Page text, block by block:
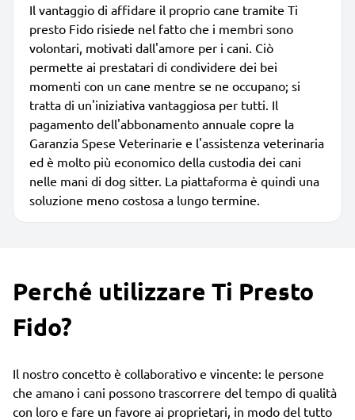
Il vantaggio di affidare il proprio cane tramite Ti
presto Fido risiede nel fatto che i membri sono
volontari, motivati dall'amore per i cani. Ciò
permette ai prestatari di condividere dei bei
momenti con un cane mentre se ne occupano; si
tratta di un'iniziativa vantaggiosa per tutti. Il
pagamento dell'abbonamento annuale copre la
Garanzia Spese Veterinarie e l'assistenza veterinaria
ed è molto più economico della custodia dei cani
nelle mani di dog sitter. La piattaforma è quindi una
soluzione meno costosa a lungo termine.
Perché utilizzare Ti Presto
Fido?
Il nostro concetto è collaborativo e vincente: le persone
che amano i cani possono trascorrere del tempo di qualità
con loro e fare un favore ai proprietari, in modo del tutto